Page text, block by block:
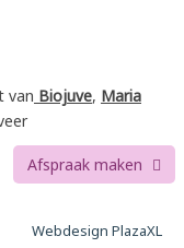
Afspraak maken
van Biojuve, Maria
Webdesign PlazaXL